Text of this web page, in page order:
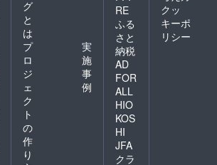
グ
と
は
プ
ロ
ジ
ェ
ク
ト
の
作
り
実
施
事
例
RE
ふる
さと
納税
AD
FOR
ALL
HIO
KOS
HI
JFA
クラ
クッ
キーポ
リシー